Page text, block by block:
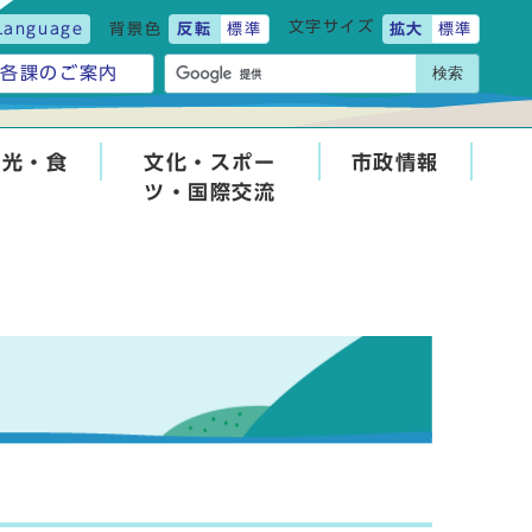
背景色 反転 標準 文字サイズ 拡大 標準
各課のご案内 検索
・食
文化・スポー
ツ・国際交流
市政情報